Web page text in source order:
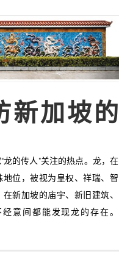
新加坡的
龙的传人”关注的热点。龙，在
位，被视为皇权、祥瑞、智
新加坡的庙宇、新旧建筑、
意间都能发现龙的存在。